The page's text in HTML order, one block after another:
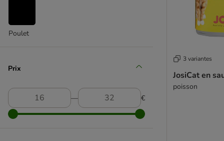
Hill's Science Plan
IAMS
James Wellbeloved
JosiCat
Kattovit
Kitekat
Poulet
Prix
― €
3 variantes
JosiCat en
poisson